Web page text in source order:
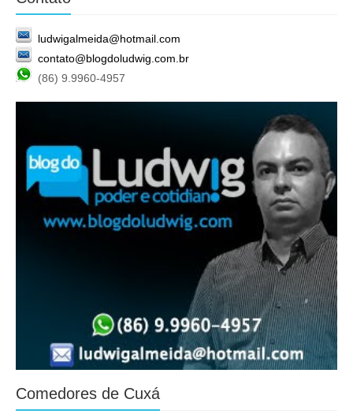
ludwigalmeida@hotmail.com
contato@blogdoludwig.com.br
(86) 9.9960-4957
Comedores de Cuxá